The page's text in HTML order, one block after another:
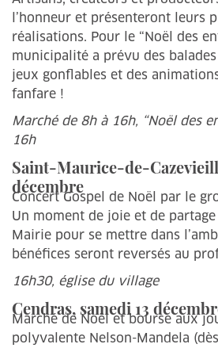
l’honneur et présenteront leurs
réalisations. Pour le “Noël des
municipalité a prévu des balades
jeux gonflables et des
fanfare !
Marché de 8h à 16h, “Noël des
16h
Saint-Maurice-de-
décembre
Concert Gospel de Noël par le
Un moment de joie et de
Mairie pour se mettre dans
bénéfices seront reversés au
16h30, église du village
Cendras, samedi 13
Marché de Noël et bourse aux
polyvalente Nelson-Mandela